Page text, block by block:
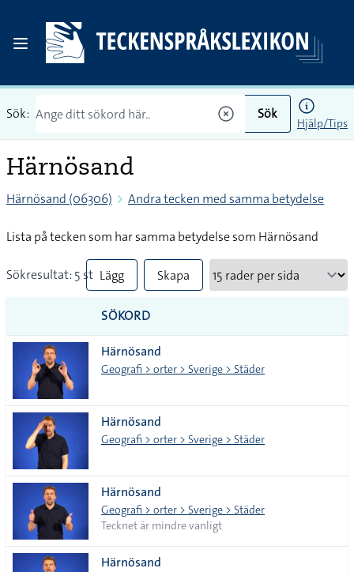
Sök: Sök
Hjälp/Tips
Härnösand
Härnösand (06306) Andra tecken med samma betydelse
Lista på tecken som har samma betydelse som Härnösand
Sökresultat: 5 st Lägg
till
alla i
lista
Skapa
SÖKORD
Härnösand
Geografi > orter > Sverige > Städer
Härnösand
Geografi > orter > Sverige > Städer
Härnösand
Geografi > orter > Sverige > Städer
Tecknet är mindre vanligt
Härnösand